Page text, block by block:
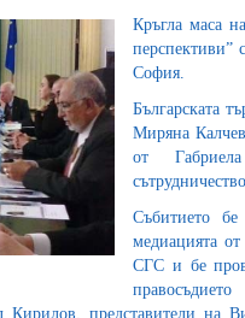
Кръгла маса
перспективи”
София.
Българската
Миряна
от
Събитието
медиацията
СГС и бе
представители на